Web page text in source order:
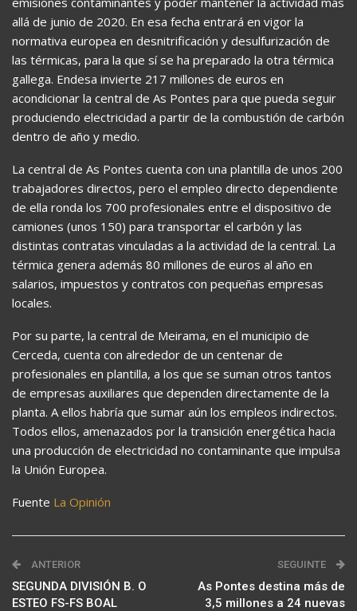
allá de junio de 2020. En esa fecha entrará en vigor la
normativa europea en desnitrificación y desulfurización de
las térmicas, para la que sí se ha preparado la otra térmica
gallega. Endesa invierte 217 millones de euros en
acondicionar la central de As Pontes para que pueda seguir
produciendo electricidad a partir de la combustión de carbón
dentro de año y medio.
La central de As Pontes cuenta con una plantilla de unos 200
trabajadores directos, pero el empleo directo dependiente
de ella ronda los 700 profesionales entre el dispositivo de
camiones (unos 150) para transportar el carbón y las
distintas contratas vinculadas a la actividad de la central. La
térmica genera además 80 millones de euros al año en
salarios, impuestos y contratos con pequeñas empresas
locales.
Por su parte, la central de Meirama, en el municipio de
Cerceda, cuenta con alrededor de un centenar de
profesionales en plantilla, a los que se suman otros tantos
de empresas auxiliares que dependen directamente de la
planta. A ellos habría que sumar aún los empleos indirectos.
Todos ellos, amenazados por la transición energética hacia
una producción de electricidad no contaminante que impulsa
la Unión Europea.
Fuente La Opinión
ANTERIOR
SEGUNDA DIVISIÓN B. O
ESTEO FS-FS BOAL
SEGUINTE
As Pontes destina más de
3,5 millones a 24 nuevas